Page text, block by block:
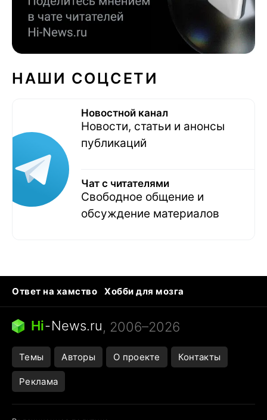
НАШИ СОЦСЕТИ
Новостной канал
Новости, статьи и анонсы
публикаций
Чат с читателями
Свободное общение и
обсуждение материалов
Ответ на хамство
Хобби для мозга
Бензин 100 и 95
Тунцы в океанариуме
Следующая пандемия
Hi-News.ru, 2006–2026
Темы Авторы О проекте Контакты
Реклама